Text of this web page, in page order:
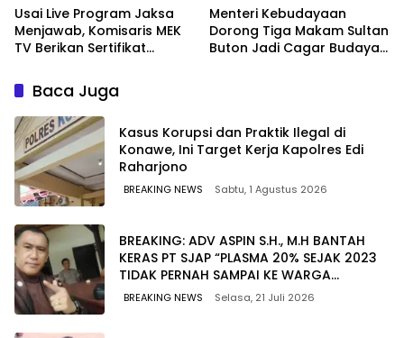
Usai Live Program Jaksa
Menjawab, Komisaris MEK
TV Berikan Sertifikat
Kejari Muna
Menteri Kebudayaan
Dorong Tiga Makam Sultan
Buton Jadi Cagar Budaya
Baca Juga
Kasus Korupsi dan Praktik Ilegal di
Konawe, Ini Target Kerja Kapolres Edi
Raharjono
BREAKING NEWS Sabtu, 1 Agustus 2026
BREAKING: ADV ASPIN S.H., M.H BANTAH
KERAS PT SJAP “PLASMA 20% SEJAK 2023
TIDAK PERNAH SAMPAI KE WARGA
WAWOONE!
BREAKING NEWS Selasa, 21 Juli 2026